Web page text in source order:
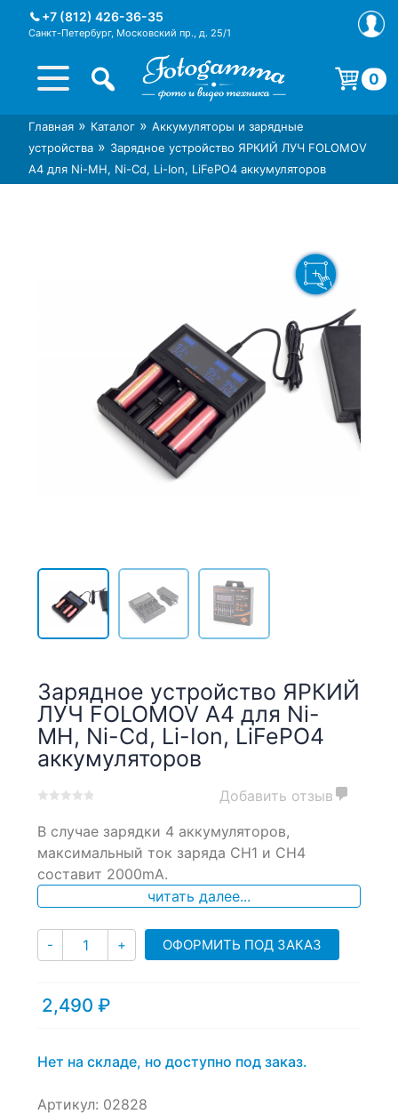
+7 (812) 426-36-35
Санкт-Петербург, Московский пр., д. 25/1
Интернет-магазин фототехники
Foto-Gamma в СПб
Магазин фотоаксессуаров foto-
gamma.ru
0
Корзина пуста.
Главная » Каталог » Аккумуляторы и зарядные
устройства » Зарядное устройство ЯРКИЙ ЛУЧ FOLOMOV
A4 для Ni-MH, Ni-Cd, Li-Ion, LiFePO4 аккумуляторов
Зарядное устройство ЯРКИЙ
ЛУЧ FOLOMOV A4 для Ni-
MH, Ni-Cd, Li-Ion, LiFePO4
аккумуляторов
out
on
Добавить отзыв
В случае зарядки 4 аккумуляторов,
максимальный ток заряда СН1 и СН4
составит 2000mA.
читать далее...
- Количество
+ ОФОРМИТЬ ПОД ЗАКАЗ
2,490 ₽
Нет на складе, но доступно под заказ.
Артикул: 02828